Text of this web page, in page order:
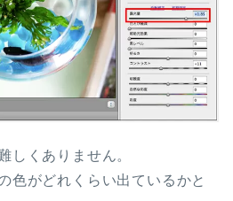
しくありません。
色がどれくらい出ているかと